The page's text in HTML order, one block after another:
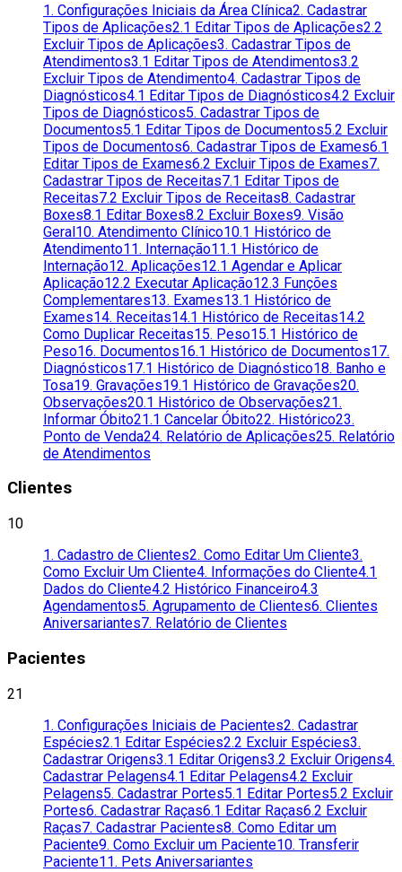
1. Configurações Iniciais da Área Clínica2. Cadastrar
Tipos de Aplicações2.1 Editar Tipos de Aplicações2.2
Excluir Tipos de Aplicações3. Cadastrar Tipos de
Atendimentos3.1 Editar Tipos de Atendimentos3.2
Excluir Tipos de Atendimento4. Cadastrar Tipos de
Diagnósticos4.1 Editar Tipos de Diagnósticos4.2 Excluir
Tipos de Diagnósticos5. Cadastrar Tipos de
Documentos5.1 Editar Tipos de Documentos5.2 Excluir
Tipos de Documentos6. Cadastrar Tipos de Exames6.1
Editar Tipos de Exames6.2 Excluir Tipos de Exames7.
Cadastrar Tipos de Receitas7.1 Editar Tipos de
Receitas7.2 Excluir Tipos de Receitas8. Cadastrar
Boxes8.1 Editar Boxes8.2 Excluir Boxes9. Visão
Geral10. Atendimento Clínico10.1 Histórico de
Atendimento11. Internação11.1 Histórico de
Internação12. Aplicações12.1 Agendar e Aplicar
Aplicação12.2 Executar Aplicação12.3 Funções
Complementares13. Exames13.1 Histórico de
Exames14. Receitas14.1 Histórico de Receitas14.2
Como Duplicar Receitas15. Peso15.1 Histórico de
Peso16. Documentos16.1 Histórico de Documentos17.
Diagnósticos17.1 Histórico de Diagnóstico18. Banho e
Tosa19. Gravações19.1 Histórico de Gravações20.
Observações20.1 Histórico de Observações21.
Informar Óbito21.1 Cancelar Óbito22. Histórico23.
Ponto de Venda24. Relatório de Aplicações25. Relatório
de Atendimentos
Clientes
10
1. Cadastro de Clientes2. Como Editar Um Cliente3.
Como Excluir Um Cliente4. Informações do Cliente4.1
Dados do Cliente4.2 Histórico Financeiro4.3
Agendamentos5. Agrupamento de Clientes6. Clientes
Aniversariantes7. Relatório de Clientes
Pacientes
21
1. Configurações Iniciais de Pacientes2. Cadastrar
Espécies2.1 Editar Espécies2.2 Excluir Espécies3.
Cadastrar Origens3.1 Editar Origens3.2 Excluir Origens4.
Cadastrar Pelagens4.1 Editar Pelagens4.2 Excluir
Pelagens5. Cadastrar Portes5.1 Editar Portes5.2 Excluir
Portes6. Cadastrar Raças6.1 Editar Raças6.2 Excluir
Raças7. Cadastrar Pacientes8. Como Editar um
Paciente9. Como Excluir um Paciente10. Transferir
Paciente11. Pets Aniversariantes